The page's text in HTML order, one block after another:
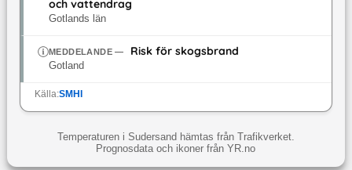
och vattendrag
Gotlands län
MEDDELANDE— Risk för skogsbrand
Gotland
Källa:SMHI
Temperaturen i Sudersand hämtas från Trafikverket.
Prognosdata och ikoner från YR.no